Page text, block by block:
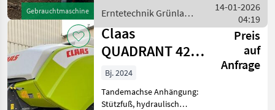
Gebrauchtmaschine
Ballenausstoßer Ballenmaß
Quader (in cm): 90
Erntetechnik Grünland
/ Claas
14-01-2026
04:19
Claas
QUADRANT 4200
RC T+ST
Preis
auf
Anfrage
Bj. 2024
Tandemachse Anhängung:
Stützfuß, hydraulisch